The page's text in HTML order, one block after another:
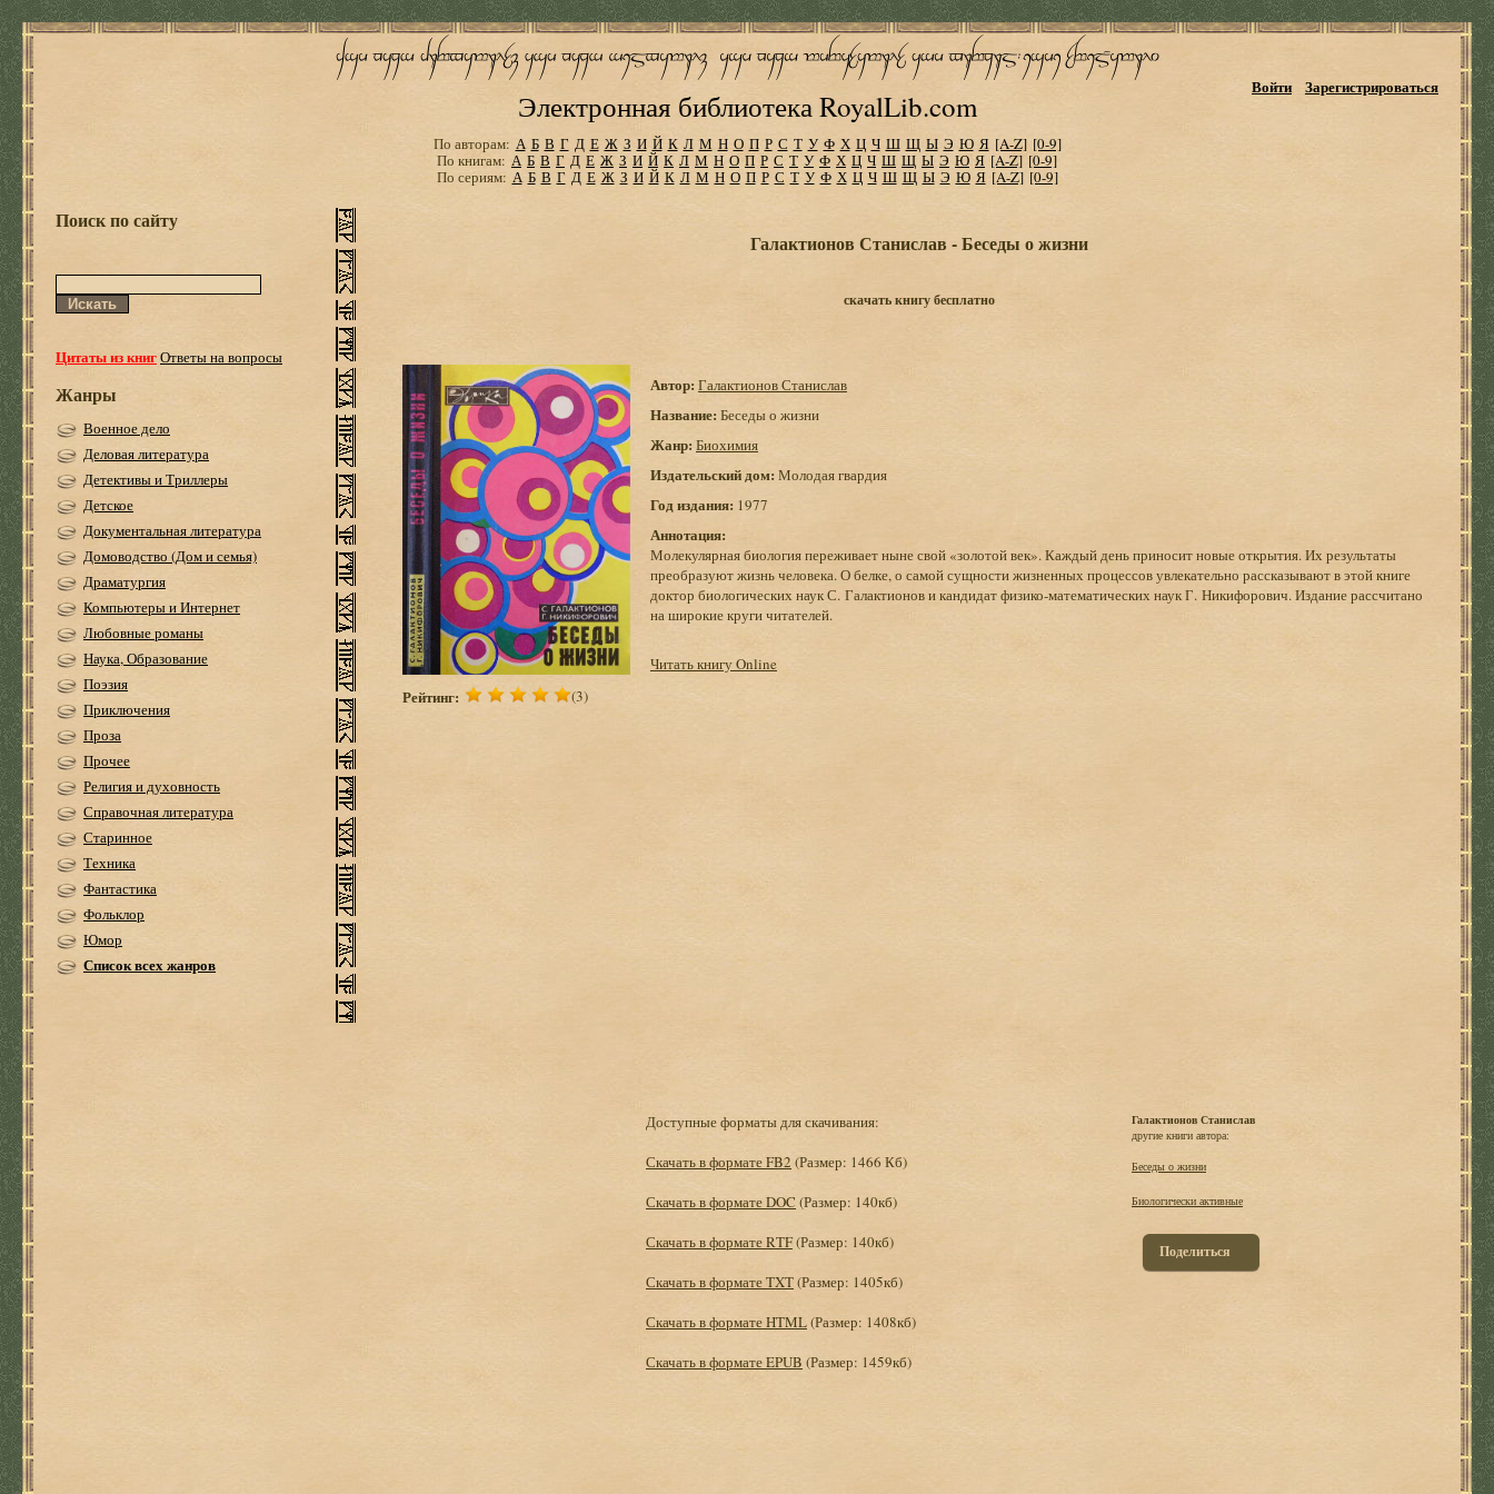
Электронная библиотека RoyalLib.com
Войти Зарегистрироваться
По авторам: А Б В Г Д Е Ж З И Й К Л М Н О П Р С Т У Ф Х Ц Ч Ш Щ Ы Э Ю Я [A-Z] [0-9]
По книгам: А Б В Г Д Е Ж З И Й К Л М Н О П Р С Т У Ф Х Ц Ч Ш Щ Ы Э Ю Я [A-Z] [0-9]
По сериям: А Б В Г Д Е Ж З И Й К Л М Н О П Р С Т У Ф Х Ц Ч Ш Щ Ы Э Ю Я [A-Z] [0-9]
Поиск по сайту
Цитаты из книгОтветы на вопросы
Жанры
Военное дело
Деловая литература
Детективы и Триллеры
Детское
Документальная литература
Домоводство (Дом и семья)
Драматургия
Компьютеры и Интернет
Любовные романы
Наука, Образование
Поэзия
Приключения
Проза
Прочее
Религия и духовность
Справочная литература
Старинное
Техника
Фантастика
Фольклор
Юмор
Список всех жанров
Галактионов Станислав - Беседы о жизни
скачать книгу бесплатно
Рейтинг: (3)
Автор: Галактионов Станислав
Название: Беседы о жизни
Жанр: Биохимия
Издательский дом: Молодая гвардия
Год издания: 1977
Аннотация:
Молекулярная биология переживает ныне свой «золотой век». Каждый день приносит новые открытия. Их результаты
преобразуют жизнь человека. О белке, о самой сущности жизненных процессов увлекательно рассказывают в этой книге
доктор биологических наук С. Галактионов и кандидат физико-математических наук Г. Никифорович. Издание рассчитано
на широкие круги читателей.
Читать книгу Online
Доступные форматы для скачивания:
Скачать в формате FB2 (Размер: 1466 Кб)
Скачать в формате DOC (Размер: 140кб)
Скачать в формате RTF(Размер: 140кб)
Скачать в формате TXT(Размер: 1405кб)
Скачать в формате HTML(Размер: 1408кб)
Скачать в формате EPUB (Размер: 1459кб)
Галактионов Станислав
другие книги автора:
Беседы о жизни
Биологически активные
Поделиться